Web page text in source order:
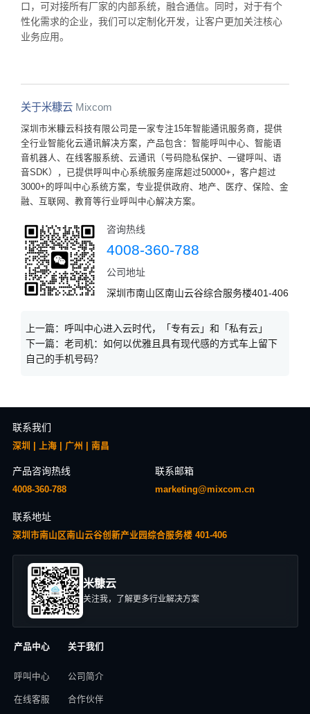
口，可对接所有厂家的内部系统，融合通信。同时，对于有个
性化需求的企业，我们可以定制化开发，让客户更加关注核心
业务应用。
关于米糠云 Mixcom
深圳市米糠云科技有限公司是一家专注15年智能通讯服务商，提供
全行业智能化云通讯解决方案，产品包含：智能呼叫中心、智能语
音机器人、在线客服系统、云通讯（号码隐私保护、一键呼叫、语
音SDK），已提供呼叫中心系统服务座席超过50000+，客户超过
3000+的呼叫中心系统方案，专业提供政府、地产、医疗、保险、金
融、互联网、教育等行业呼叫中心解决方案。
咨询热线
4008-360-788
公司地址
深圳市南山区南山云谷综合服务楼401-406
上一篇： 呼叫中心进入云时代，「专有云」和「私有云」
下一篇： 老司机：如何以优雅且具有现代感的方式车上留下
自己的手机号码？
联系我们
深圳 | 上海 | 广州 | 南昌
产品咨询热线
4008-360-788
联系邮箱
marketing@mixcom.cn
联系地址
深圳市南山区南山云谷创新产业园综合服务楼 401-406
米糠云
关注我，了解更多行业解决方案
产品中心
呼叫中心
在线客服
关于我们
公司简介
合作伙伴